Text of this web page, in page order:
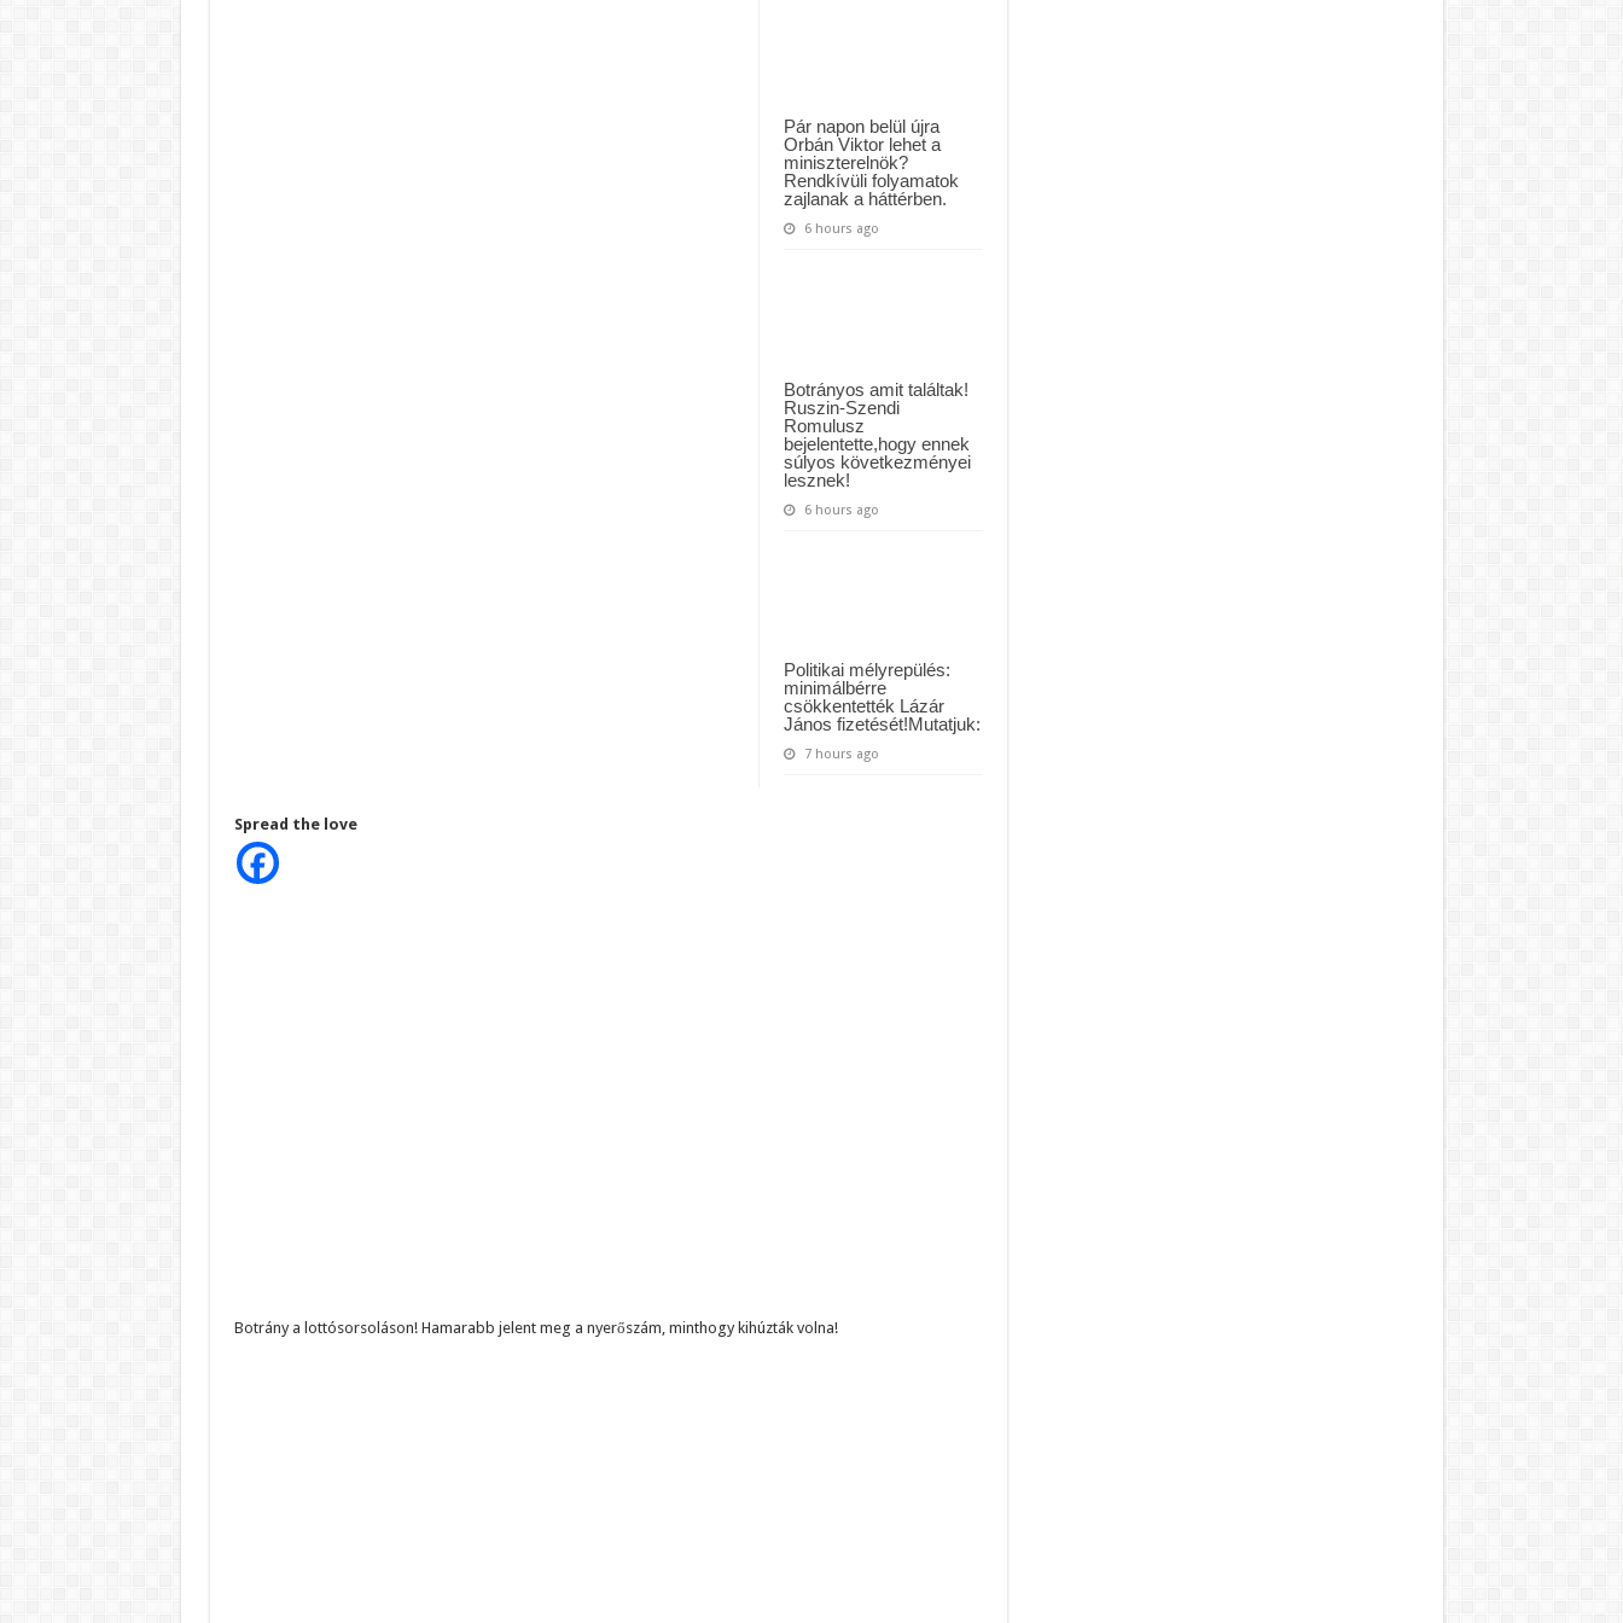
Pár napon belül újra
Orbán Viktor lehet a
miniszterelnök?
Rendkívüli folyamatok
zajlanak a háttérben.
6 hours ago
Botrányos amit találtak!
Ruszin-Szendi
Romulusz
bejelentette,hogy ennek
súlyos következményei
lesznek!
6 hours ago
Politikai mélyrepülés:
minimálbérre
csökkentették Lázár
János fizetését!Mutatjuk:
7 hours ago
Spread the love
Botrány a lottósorsoláson! Hamarabb jelent meg a nyerőszám, minthogy kihúzták volna!